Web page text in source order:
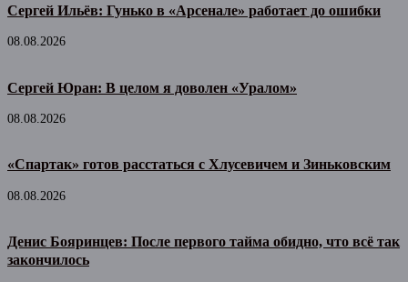
Сергей Ильёв: Гунько в «Арсенале» работает до ошибки
08.08.2026
Сергей Юран: В целом я доволен «Уралом»
08.08.2026
«Спартак» готов расстаться с Хлусевичем и Зиньковским
08.08.2026
Денис Бояринцев: После первого тайма обидно, что всё так
закончилось